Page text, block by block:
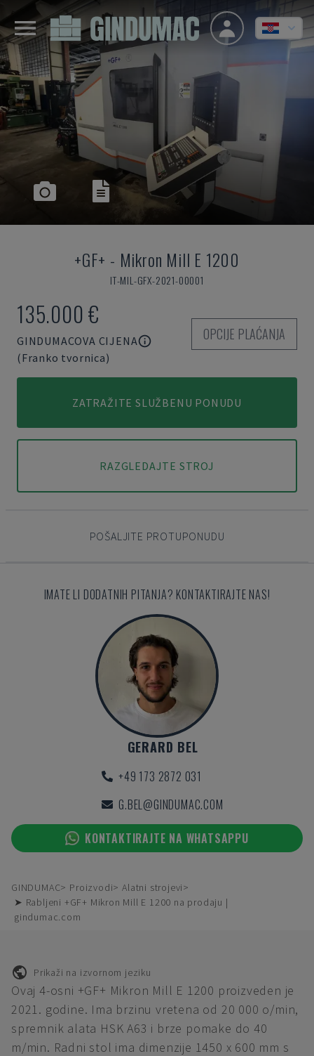
+GF+ - Mikron Mill E 1200
IT-MIL-GFX-2021-00001
135.000 €
GINDUMACOVA CIJENA
(Franko tvornica)
OPCIJE PLAĆANJA
ZATRAŽITE SLUŽBENU PONUDU
RAZGLEDAJTE STROJ
POŠALJITE PROTUPONUDU
IMATE LI DODATNIH PITANJA? KONTAKTIRAJTE NAS!
GERARD BEL
+49 173 2872 031
G.BEL@GINDUMAC.COM
KONTAKTIRAJTE NA WHATSAPPU
GINDUMAC Proizvodi
Alatni strojevi
➤ Rabljeni +GF+ Mikron Mill E 1200 na prodaju |
gindumac.com
Prikaži na izvornom jeziku
Ovaj 4-osni +GF+ Mikron Mill E 1200 proizveden je
2021. godine. Ima brzinu vretena od 20 000 o/min,
spremnik alata HSK A63 i brze pomake do 40
m/min. Radni stol ima dimenzije 1450 x 600 mm s